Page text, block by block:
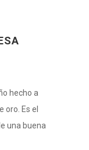
hecho a
oro. Es el
una buena